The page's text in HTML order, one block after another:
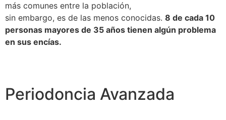
más comunes entre la población,
sin embargo, es de las menos conocidas. 8 de cada 10
personas mayores de 35 años tienen algún problema
en sus encías.
Periodoncia Avanzada